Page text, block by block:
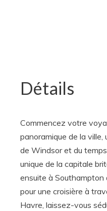
Détails
Commencez votre
panoramique de la
de Windsor et du
unique de la capitale
ensuite à
pour une croisière à
Havre, laissez-vous